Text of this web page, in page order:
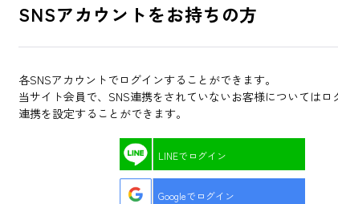
SNSアカウントをお持ちの方
各SNSアカウントでログインすることができます。
当サイト会員で、SNS連携をされていないお客様についてはロ
連携を設定することができます。
LINEでログイン
Googleでログイン